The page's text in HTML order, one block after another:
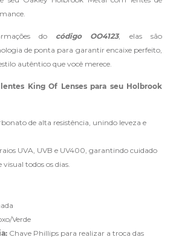
ajuda dos nossos especialistas.
do código OO4123, elas são
de ponta para garantir encaixe perfeito,
autêntico que você merece.
King Of Lenses para seu Holbrook
de alta resistência, unindo leveza e
UVA, UVB e UV400, garantindo cuidado
todos os dias.
Verde
Chave Phillips para realizar a troca das